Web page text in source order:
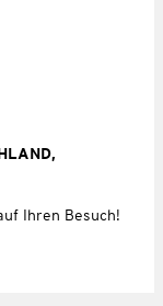
Ihren Besuch!